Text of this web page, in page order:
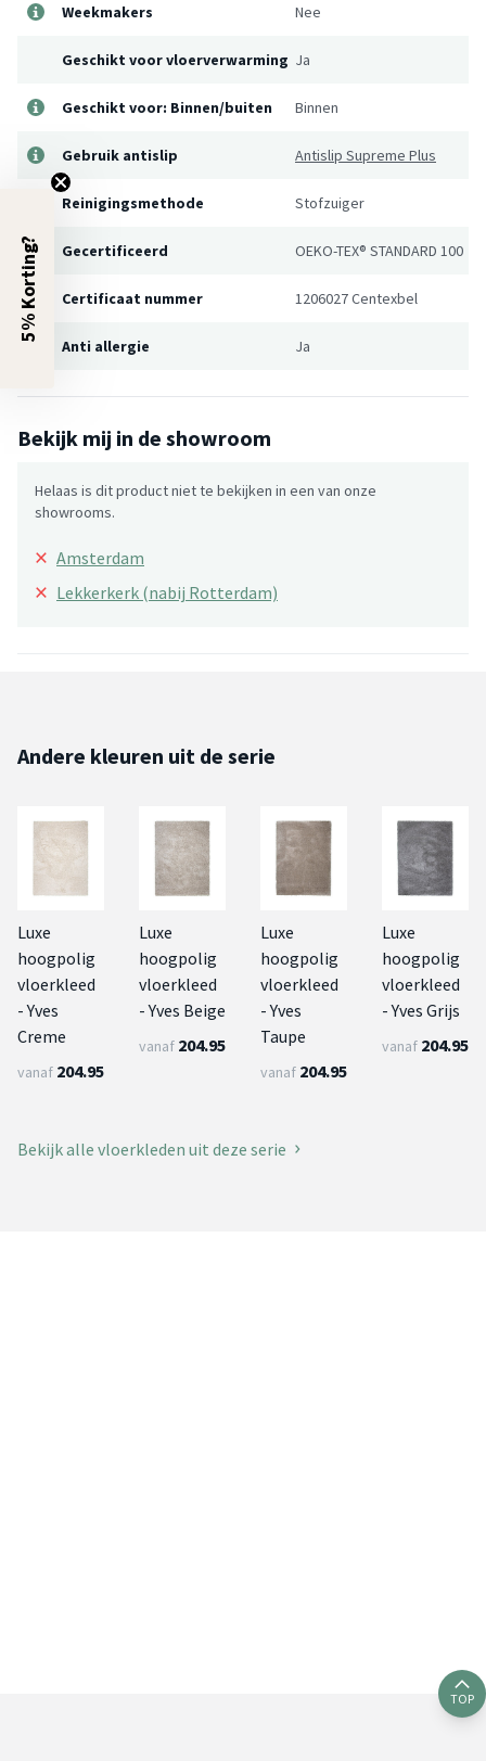
Weekmakers Nee
Geschikt voor vloerverwarming Ja
Geschikt voor: Binnen/buiten Binnen
Gebruik antislip Antislip Supreme Plus
Reinigingsmethode Stofzuiger
Gecertificeerd OEKO-TEX® STANDARD 100
Certificaat nummer 1206027 Centexbel
Anti allergie Ja
Bekijk mij in de showroom
Helaas is dit product niet te bekijken in een van onze
showrooms.
× Amsterdam
× Lekkerkerk (nabij Rotterdam)
Andere kleuren uit de serie
Luxe
hoogpolig
vloerkleed
- Yves
Creme
vanaf 204.95
Luxe
hoogpolig
vloerkleed
- Yves Beige
vanaf 204.95
Luxe
hoogpolig
vloerkleed
- Yves
Taupe
vanaf 204.95
Luxe
hoogpolig
vloerkleed
- Yves Grijs
vanaf 204.95
Bekijk alle vloerkleden uit deze serie
TOP
5% Korting?